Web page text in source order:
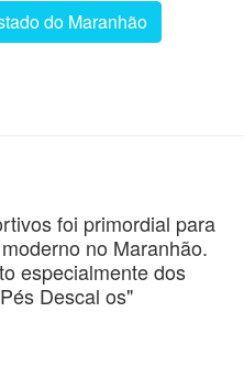
do Maranhão
foi primordial para
no Maranhão.
especialmente dos
Descal os"